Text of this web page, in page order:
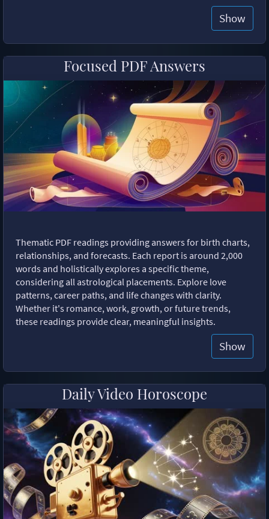
Show
Focused PDF Answers
Thematic PDF readings providing answers for birth charts,
relationships, and forecasts. Each report is around 2,000
words and holistically explores a specific theme,
considering all astrological placements. Explore love
patterns, career paths, and life changes with clarity.
Whether it's romance, work, growth, or future trends,
these readings provide clear, meaningful insights.
Show
Daily Video Horoscope